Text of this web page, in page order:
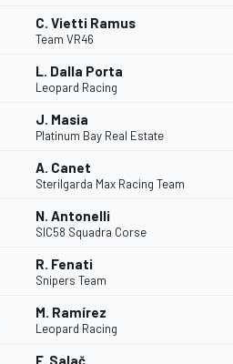
C. Vietti Ramus
Team VR46
L. Dalla Porta
Leopard Racing
J. Masia
Platinum Bay Real Estate
A. Canet
Sterilgarda Max Racing Team
N. Antonelli
SIC58 Squadra Corse
R. Fenati
Snipers Team
M. Ramírez
Leopard Racing
F. Salač